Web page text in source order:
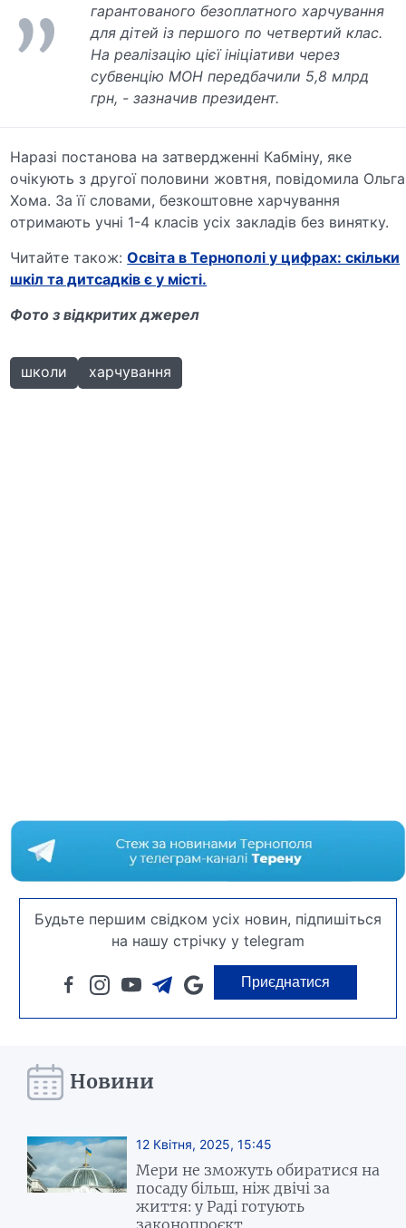
гарантованого безоплатного харчування
для дітей із першого по четвертий клас.
На реалізацію цієї ініціативи через
субвенцію МОН передбачили 5,8 млрд
грн, - зазначив президент.
Наразі постанова на затвердженні Кабміну, яке
очікують з другої половини жовтня, повідомила Ольга
Хома. За її словами, безкоштовне харчування
отримають учні 1-4 класів усіх закладів без винятку.
Читайте також:Освіта в Тернополі у цифрах: скільки
шкіл та дитсадків є у місті.
Фото з відкритих джерел
школи харчування
Будьте першим свідком усіх новин, підпишіться
на нашу стрічку у telegram
Приєднатися
Новини
12 Квітня, 2025, 15:45
Мери не зможуть обиратися на
посаду більш, ніж двічі за
життя: у Раді готують
законопроєкт